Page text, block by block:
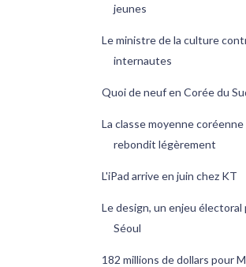
jeunes
Le ministre de la culture
internautes
Quoi de neuf en Corée du
La classe moyenne coréenne
rebondit légèrement
L'iPad arrive en juin chez KT
Le design, un enjeu électoral
Séoul
182 millions de dollars pour